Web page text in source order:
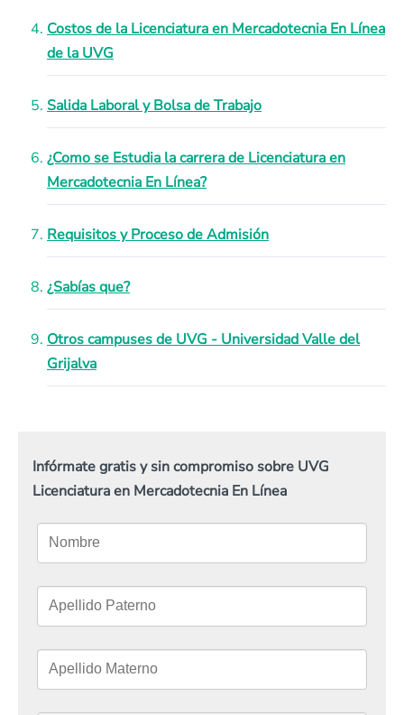
Costos de la Licenciatura en Mercadotecnia En Línea
de la UVG
Salida Laboral y Bolsa de Trabajo
¿Como se Estudia la carrera de Licenciatura en
Mercadotecnia En Línea?
Requisitos y Proceso de Admisión
¿Sabías que?
Otros campuses de UVG - Universidad Valle del
Grijalva
Infórmate gratis y sin compromiso sobre UVG
Licenciatura en Mercadotecnia En Línea